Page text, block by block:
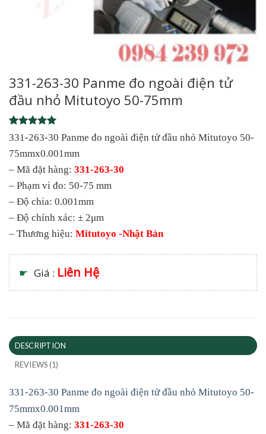
331-263-30 Panme đo ngoài điện tử
đầu nhỏ Mitutoyo 50-75mm
Rated5
out of 5
based on
1
rating
331-263-30 Panme đo ngoài điện tử đầu nhỏ Mitutoyo 50-
75mmx0.001mm
– Mã đặt hàng: 331-263-30
– Phạm vi đo: 50-75 mm
– Độ chia: 0.001mm
– Độ chính xác: ± 2μm
– Thương hiệu: Mitutoyo -Nhật Bản
☛ Giá : Liên Hệ
DESCRIPTION
REVIEWS (1)
331-263-30 Panme đo ngoài điện tử đầu nhỏ Mitutoyo 50-
75mmx0.001mm
– Mã đặt hàng: 331-263-30